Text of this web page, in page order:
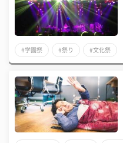
#学園祭 #祭り #文化祭